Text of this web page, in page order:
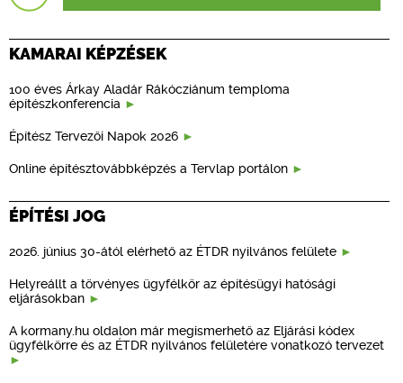
KAMARAI KÉPZÉSEK
100 éves Árkay Aladár Rákócziánum temploma
építészkonferencia
Építész Tervezői Napok 2026
Online építésztovábbképzés a Tervlap portálon
ÉPÍTÉSI JOG
2026. június 30-ától elérhető az ÉTDR nyilvános felülete
Helyreállt a törvényes ügyfélkör az építésügyi hatósági
eljárásokban
A kormany.hu oldalon már megismerhető az Eljárási kódex
ügyfélkörre és az ÉTDR nyilvános felületére vonatkozó tervezet